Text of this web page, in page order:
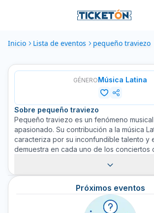
Inicio Lista de eventos pequeño traviezo
GÉNEROMúsica Latina
Sobre pequeño traviezo
Pequeño traviezo es un fenómeno
apasionado. Su contribución a la música
caracteriza por su inconfundible talento y
demuestra en cada uno de los conciertos
Latina, como su capacidad para capturar
público con su talento musical. Nuestro
Ticketón es ayudarte a descubrir y
únicos como pequeño traviezo. Compra
vivir una experiencia verdaderamente
Próximos eventos